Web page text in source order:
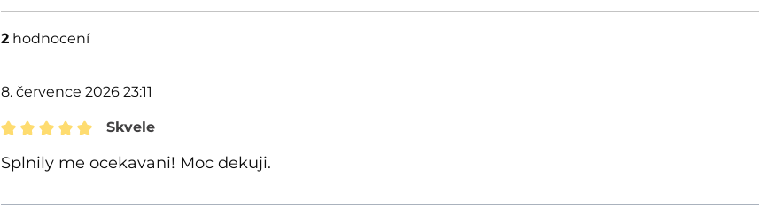
2 hodnocení
8. července 2026 23:11
Recenze s hodnocením 5 z 5 hvězd
Skvele
Splnily me ocekavani! Moc dekuji.